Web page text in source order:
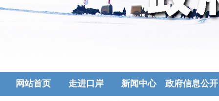
网站首页 走进口岸 新闻中心 政府信息公开